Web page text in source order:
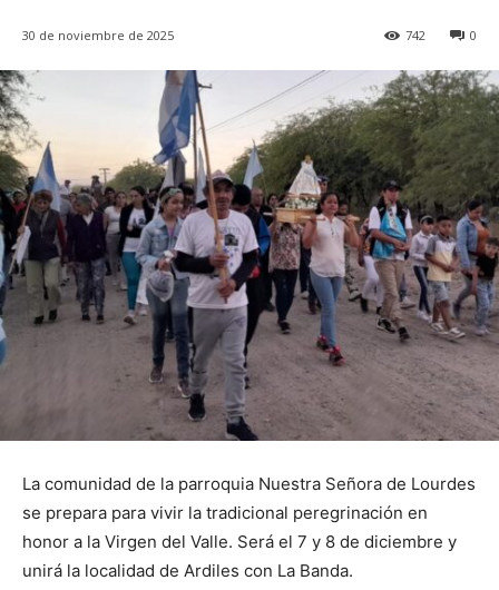
30 de noviembre de 2025 0
742
La comunidad de la parroquia Nuestra Señora de Lourdes
se prepara para vivir la tradicional peregrinación en
honor a la Virgen del Valle. Será el 7 y 8 de diciembre y
unirá la localidad de Ardiles con La Banda.